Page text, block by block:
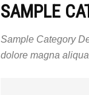
SAMPLE
Sample Category
dolore magna